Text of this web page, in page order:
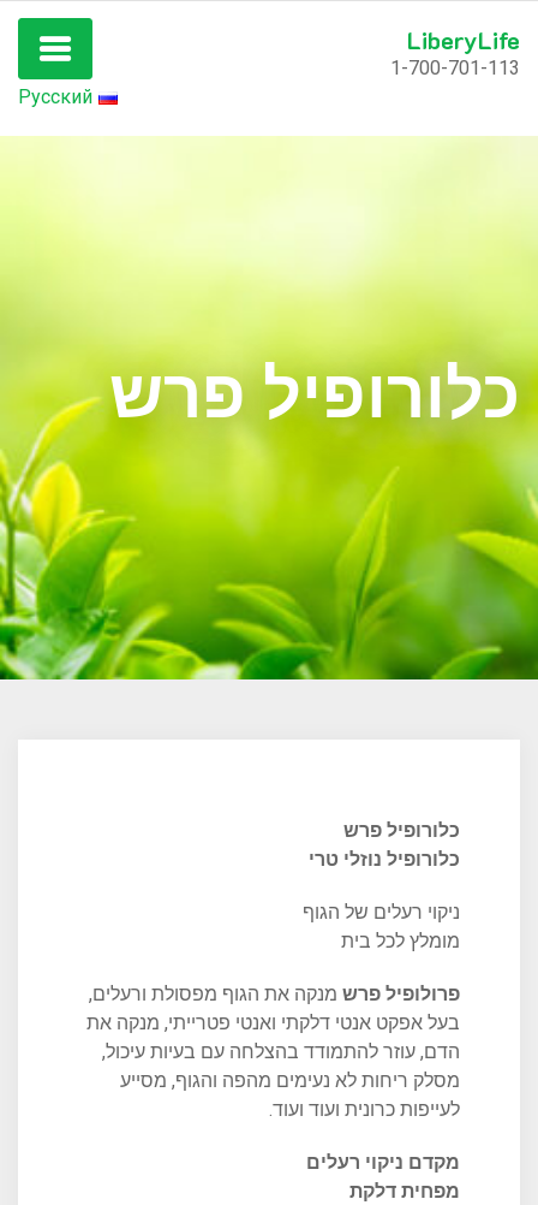
LiberyLife
1-700-701-113
Русский
כלורופיל פרש
כלורופיל פרש
כלורופיל נוזלי טרי
ניקוי רעלים של הגוף
מומלץ לכל בית
פרולופיל פרש מנקה את הגוף מפסולת ורעלים,
בעל אפקט אנטי דלקתי ואנטי פטרייתי, מנקה את
הדם, עוזר להתמודד בהצלחה עם בעיות עיכול,
מסלק ריחות לא נעימים מהפה והגוף, מסייע
לעייפות כרונית ועוד ועוד.
מקדם ניקוי רעלים
מפחית דלקת